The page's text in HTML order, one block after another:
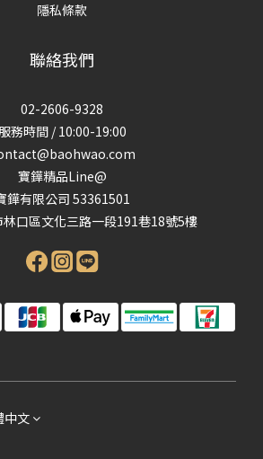
隱私條款
聯絡我們
02-2606-9328
服務時間 / 10:00-19:00
寶鏵精品Line@
鏵有限公司 53361501
口區文化三路一段191巷18號5樓
中文